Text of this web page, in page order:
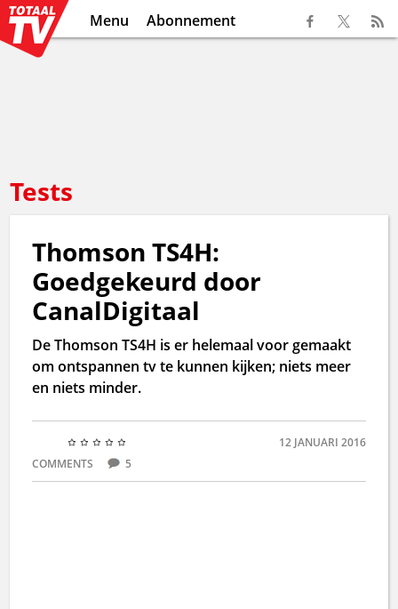
Menu Abonnement
Tests
Thomson TS4H:
Goedgekeurd door
CanalDigitaal
De Thomson TS4H is er helemaal voor gemaakt
om ontspannen tv te kunnen kijken; niets meer
en niets minder.
12 JANUARI 2016
COMMENTS
5